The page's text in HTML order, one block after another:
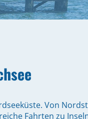
Von
Fahrten zu